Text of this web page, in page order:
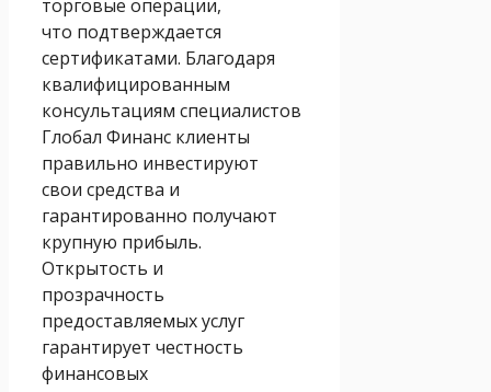
торговые операции,
что подтверждается
сертификатами. Благодаря
квалифицированным
консультациям специалистов
Глобал Финанс клиенты
правильно инвестируют
свои средства и
гарантированно получают
крупную прибыль.
Открытость и
прозрачность
предоставляемых услуг
гарантирует честность
финансовых